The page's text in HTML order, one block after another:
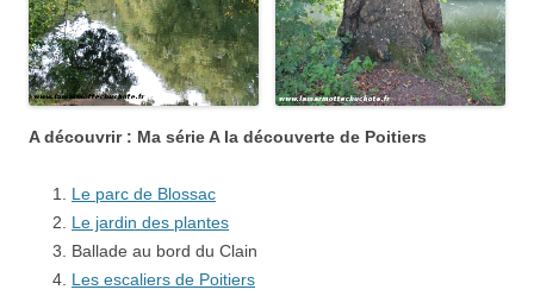
A découvrir : Ma série A la découverte de Poitiers
Le parc de Blossac
Le jardin des plantes
Ballade au bord du Clain
Les escaliers de Poitiers